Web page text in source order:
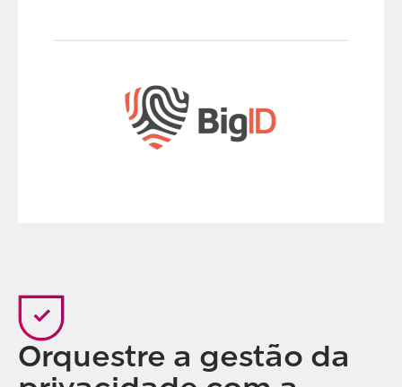
Orquestre a gestão da